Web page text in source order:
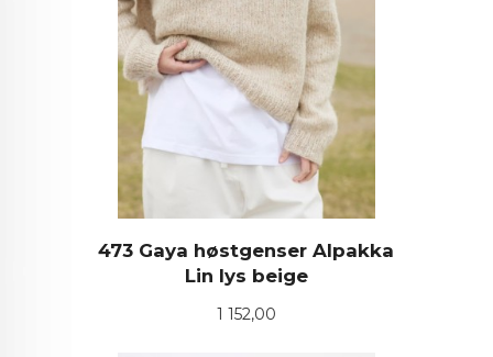
473 Gaya høstgenser Alpakka
Lin lys beige
Pris
1 152,00